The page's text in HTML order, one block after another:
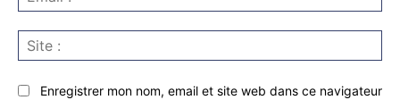
:*
:
Enregistrer mon nom, email et site web dans ce navigateur